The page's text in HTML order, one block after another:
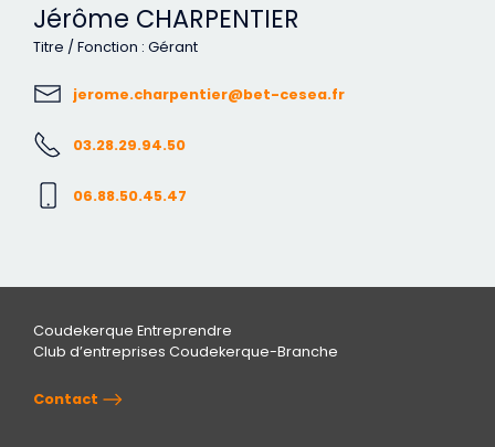
Jérôme CHARPENTIER
Titre / Fonction : Gérant
jerome.charpentier@bet-cesea.fr
03.28.29.94.50
06.88.50.45.47
Coudekerque Entreprendre
Club d’entreprises Coudekerque-Branche
Contact